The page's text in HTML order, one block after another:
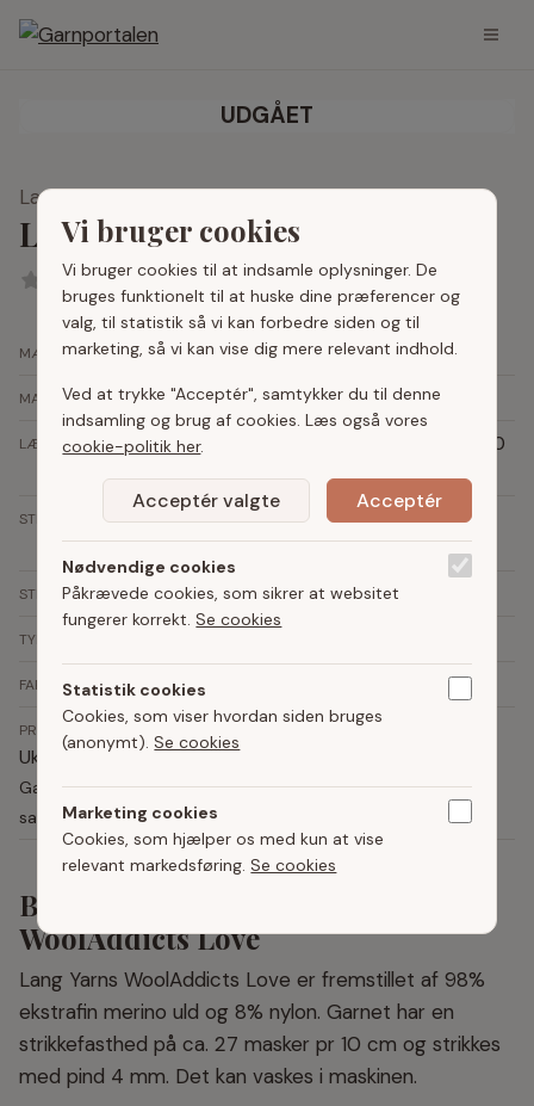
UDGÅET
Lang Yarns
Lang Yarns WoolAddicts Love
Anmeldelser
MÆRKE Lang Yarns
MATERIALE 92%merino uld, 8%nylon
LÆNGDE / VÆGT
125 m / 25 g (svarende til 250 m pr 50
g)
STRIKKEFASTHED
27 masker pr 10 cm
(27 masker x 36 rækker = 10 x 10 cm)
STRIKKEPINDE Anbefalet4 mm
TYPE
FARVER
PRIS
Ukendt - Ikke på lager
Garnet er desværre ikke på lager hos vores
samarbejdspartnere
Beskrivelse af Lang Yarns
WoolAddicts Love
Lang Yarns WoolAddicts Love er fremstillet af 98%
ekstrafin merino uld og 8% nylon. Garnet har en
strikkefasthed på ca. 27 masker pr 10 cm og strikkes
med pind 4 mm. Det kan vaskes i maskinen.
Vi bruger cookies
Vi bruger cookies til at indsamle oplysninger. De
bruges funktionelt til at huske dine præferencer og
valg, til statistik så vi kan forbedre siden og til
marketing, så vi kan vise dig mere relevant indhold.
Ved at trykke "Acceptér", samtykker du til denne
indsamling og brug af cookies. Læs også vores
cookie-politik her.
Acceptér valgte Acceptér
Nødvendige cookies
Påkrævede cookies, som sikrer at websitet
fungerer korrekt.Se cookies
Statistik cookies
Cookies, som viser hvordan siden bruges
(anonymt).Se cookies
Marketing cookies
Cookies, som hjælper os med kun at vise
relevant markedsføring.Se cookies